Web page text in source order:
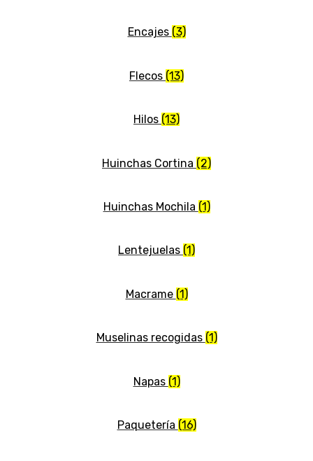
Encajes (3)
Flecos (13)
Hilos (13)
Huinchas Cortina (2)
Huinchas Mochila (1)
Lentejuelas (1)
Macrame (1)
Muselinas recogidas (1)
Napas (1)
Paquetería (16)